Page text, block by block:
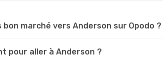
marché vers Anderson sur Opodo ?
pour aller à Anderson ?